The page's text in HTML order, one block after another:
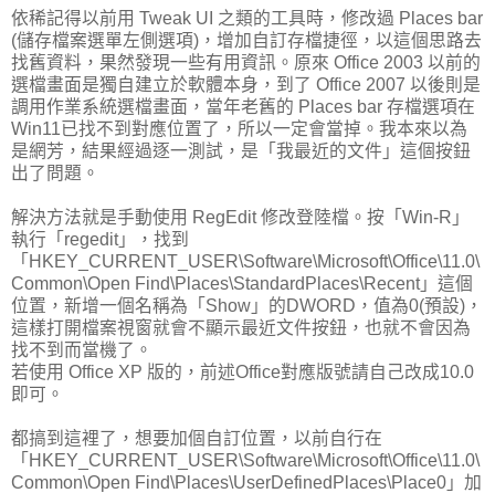
依稀記得以前用 Tweak UI 之類的工具時，修改過 Places bar
(儲存檔案選單左側選項)，增加自訂存檔捷徑，以這個思路去
找舊資料，果然發現一些有用資訊。原來 Office 2003 以前的
選檔畫面是獨自建立於軟體本身，到了 Office 2007 以後則是
調用作業系統選檔畫面，當年老舊的 Places bar 存檔選項在
Win11已找不到對應位置了，所以一定會當掉。我本來以為
是網芳，結果經過逐一測試，是「我最近的文件」這個按鈕
出了問題。
解決方法就是手動使用 RegEdit 修改登陸檔。按「Win-R」
執行「regedit」，找到
「HKEY_CURRENT_USER\Software\Microsoft\Office\11.0\
Common\Open Find\Places\StandardPlaces\Recent」這個
位置，新增一個名稱為「Show」的DWORD，值為0(預設)，
這樣打開檔案視窗就會不顯示最近文件按鈕，也就不會因為
找不到而當機了。
若使用 Office XP 版的，前述Office對應版號請自己改成10.0
即可。
都搞到這裡了，想要加個自訂位置，以前自行在
「HKEY_CURRENT_USER\Software\Microsoft\Office\11.0\
Common\Open Find\Places\UserDefinedPlaces\Place0」加